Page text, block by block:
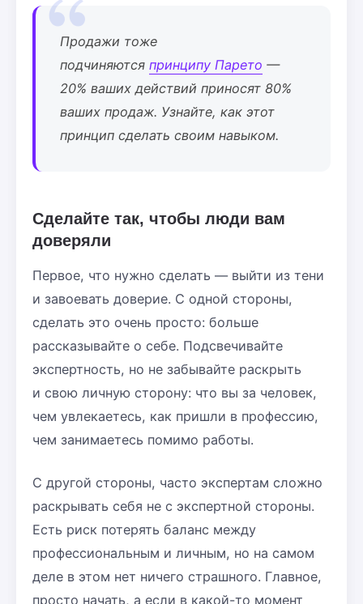
Продажи тоже
подчиняются принципу Парето —
20% ваших действий приносят 80%
ваших продаж. Узнайте, как этот
принцип сделать своим навыком.
Сделайте так, чтобы люди вам
доверяли
Первое, что нужно сделать — выйти из тени
и завоевать доверие. С одной стороны,
сделать это очень просто: больше
рассказывайте о себе. Подсвечивайте
экспертность, но не забывайте раскрыть
и свою личную сторону: что вы за человек,
чем увлекаетесь, как пришли в профессию,
чем занимаетесь помимо работы.
С другой стороны, часто экспертам сложно
раскрывать себя не с экспертной стороны.
Есть риск потерять баланс между
профессиональным и личным, но на самом
деле в этом нет ничего страшного. Главное,
просто начать, а если в какой-то момент